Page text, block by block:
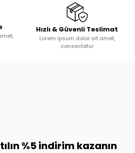
Hızlı & Güvenli Teslimat
Lorem ipsum dolor sit amet,
consectetur
%5 indirim kazanın